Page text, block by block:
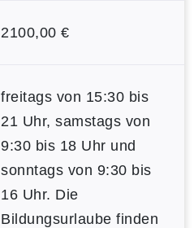
2100,00 €
freitags von 15:30 bis
21 Uhr, samstags von
9:30 bis 18 Uhr und
sonntags von 9:30 bis
16 Uhr. Die
Bildungsurlaube finden